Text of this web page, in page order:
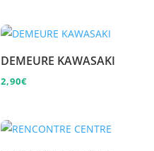
DEMEURE KAWASAKI
2,90€